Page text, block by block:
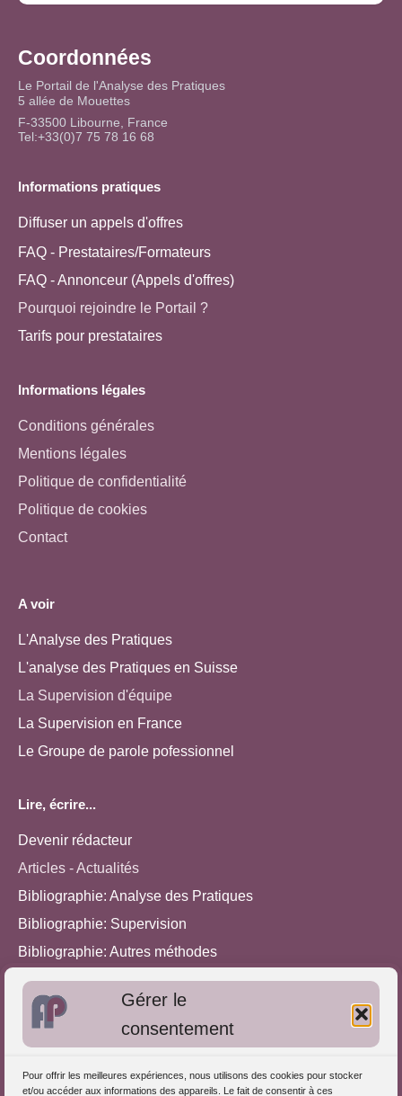
Gérer le
consentement
Pour offrir les meilleures expériences, nous utilisons des cookies pour stocker
et/ou accéder aux informations des appareils. Le fait de consentir à ces
Coordonnées
Le Portail de l'Analyse des Pratiques
5 allée de Mouettes
F-33500 Libourne, France
Tel:+33(0)7 75 78 16 68
Informations pratiques
Diffuser un appels d'offres
FAQ - Prestataires/Formateurs
FAQ - Annonceur (Appels d'offres)
Pourquoi rejoindre le Portail ?
Tarifs pour prestataires
Informations légales
Conditions générales
Mentions légales
Politique de confidentialité
Politique de cookies
Contact
A voir
L'Analyse des Pratiques
L'analyse des Pratiques en Suisse
La Supervision d'équipe
La Supervision en France
Le Groupe de parole pofessionnel
Lire, écrire...
Devenir rédacteur
Articles - Actualités
Bibliographie: Analyse des Pratiques
Bibliographie: Supervision
Bibliographie: Autres méthodes
Approches de l'Analyse des pratiques
Autres informations
S'inscrire dans l'Annuaire